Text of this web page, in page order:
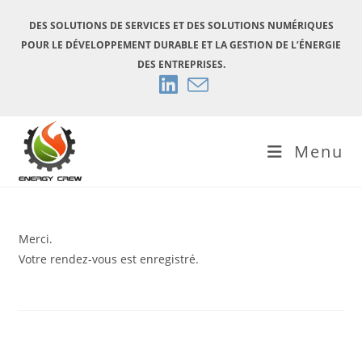
content
DES SOLUTIONS DE SERVICES ET DES SOLUTIONS NUMÉRIQUES
POUR LE DÉVELOPPEMENT DURABLE ET LA GESTION DE L’ÉNERGIE
DES ENTREPRISES.
Menu
Merci.
Votre rendez-vous est enregistré.